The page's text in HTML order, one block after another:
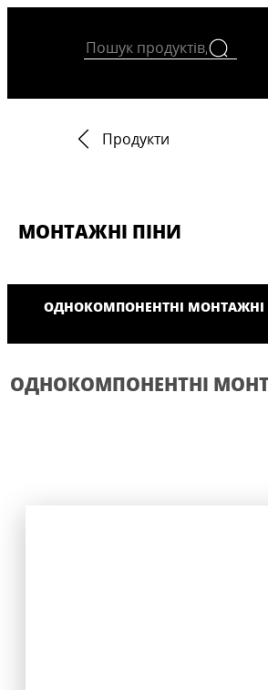
Продукти
МОНТАЖНІ ПІНИ
ОДНОКОМПОНЕНТНІ МОНТАЖНІ
ОДНОКОМПОНЕНТНІ